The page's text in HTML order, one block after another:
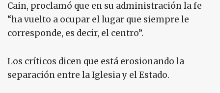
Cain, proclamó que en su administración la fe
“ha vuelto a ocupar el lugar que siempre le
corresponde, es decir, el centro”.
Los críticos dicen que está erosionando la
separación entre la Iglesia y el Estado.